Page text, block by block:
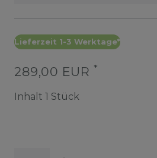
Lieferzeit 1-3 Werktage*
289,00 EUR *
Inhalt 1 Stück